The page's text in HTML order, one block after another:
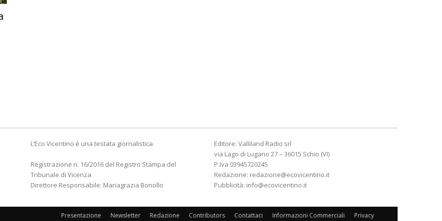
L’Eco Vicentino è una testata giornalistica
Registrazione n. 16/2016 del Registro Stampa del
Tribunale di Vicenza
Direttore Responsabile: Mariagrazia Bonollo
Editore: Valliland Radio srl
via Lago di Lugano 27 – 36015 Schio (VI)
P.Iva 03945720245
Redazione: redazione@ecovicentino.it
Pubblicità: info@ecovicentino.it
Presentazione Newsletter Redazione Contributors Contattaci Informazioni Commerciali Privacy